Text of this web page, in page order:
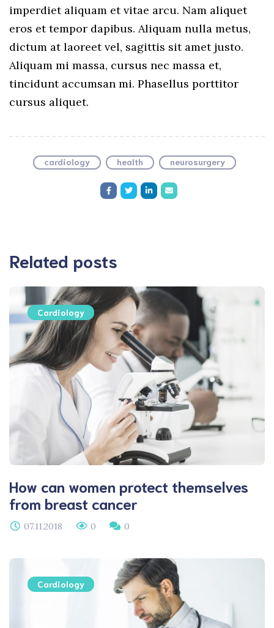
imperdiet aliquam et vitae arcu. Nam aliquet
eros et tempor dapibus. Aliquam nulla metus,
dictum at laoreet vel, sagittis sit amet justo.
Aliquam mi massa, cursus nec massa et,
tincidunt accumsan mi. Phasellus porttitor
cursus aliquet.
cardiology health neurosurgery
Related posts
Cardiology
How can women protect themselves
from breast cancer
07.11.2018 0 0
Cardiology